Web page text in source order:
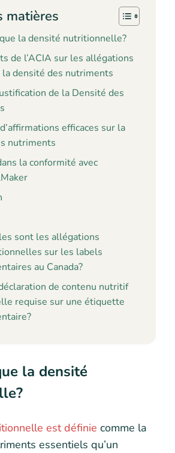
matières
la densité nutritionnelle?
de l’ACIA sur les allégations
la densité des nutriments
de la Densité des
efficaces sur la
nutriments
la conformité avec
sont les allégations
sur les labels
au Canada?
de contenu nutritif
requise sur une étiquette
la densité
est définie comme la
essentiels qu’un